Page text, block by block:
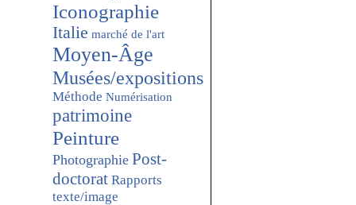
Iconographie
Italie marché de l'art
Moyen-Âge
Musées/expositions
Méthode Numérisation
patrimoine
Peinture
Photographie Post-
doctorat Rapports
texte/image